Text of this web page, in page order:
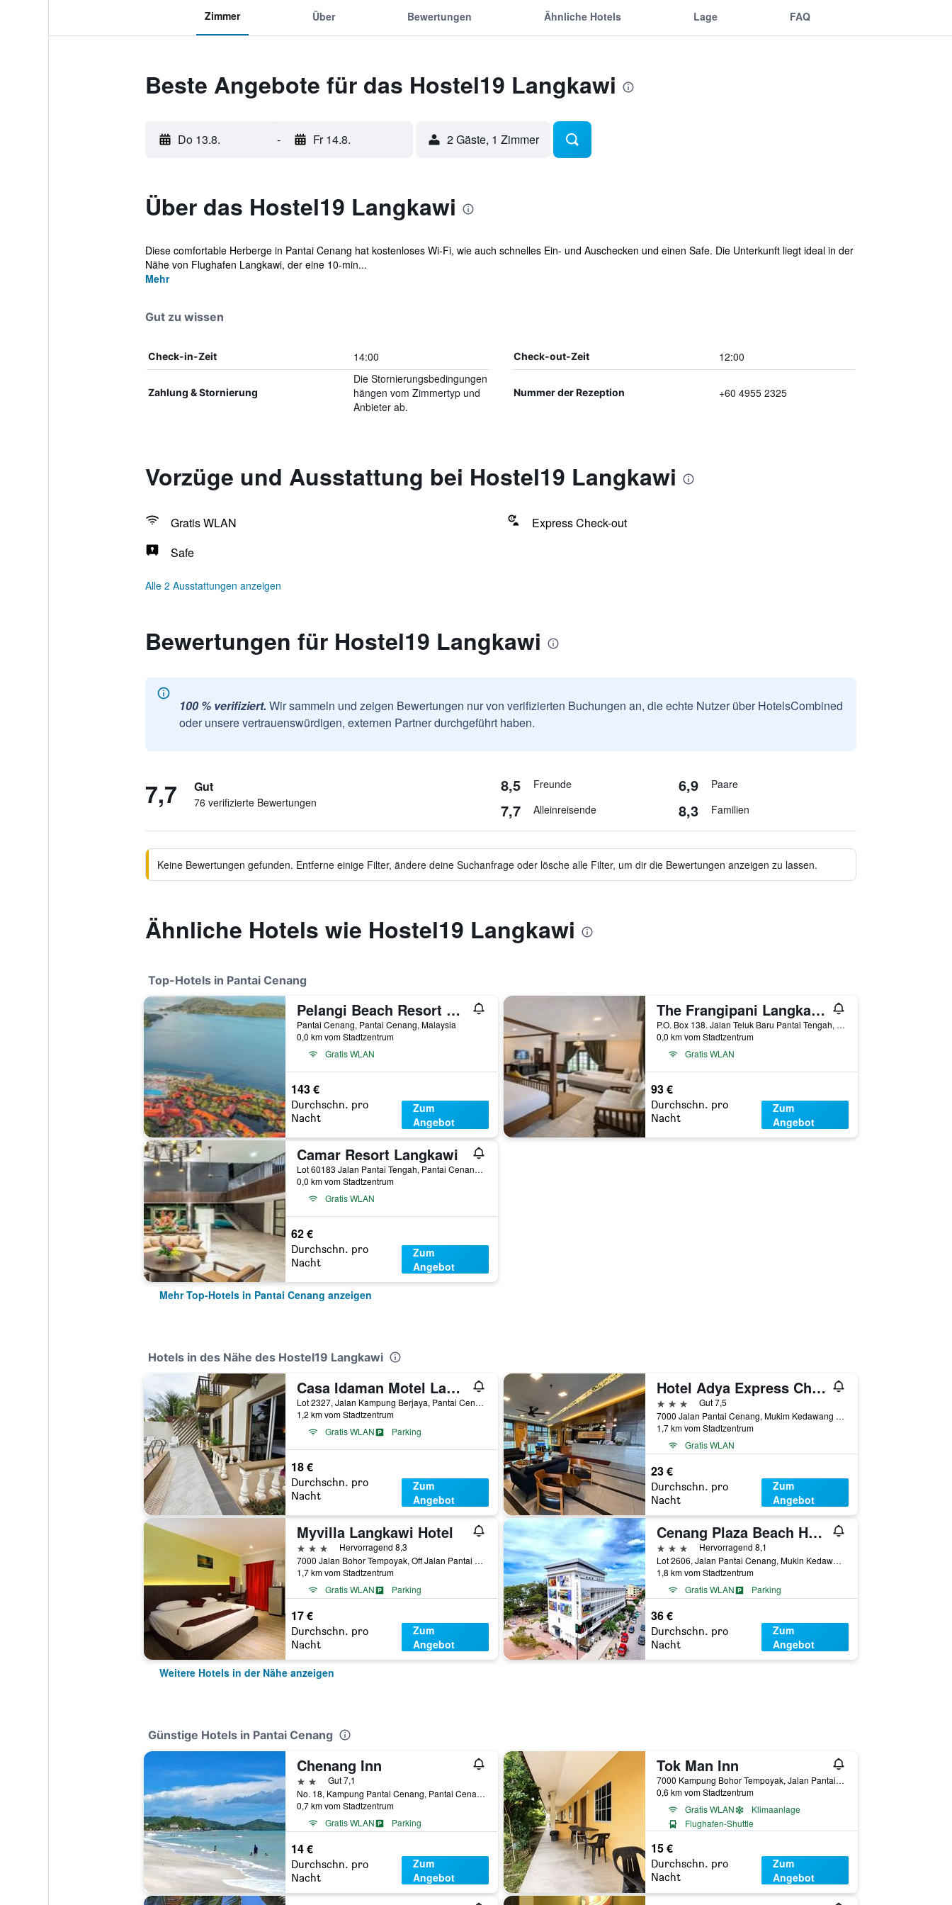
Zimmer Über Bewertungen Ähnliche Hotels Lage FAQ
Beste Angebote für das Hostel19 Langkawi
Do 13.8. - Fr 14.8. 2 Gäste, 1 Zimmer
Über das Hostel19 Langkawi
Diese comfortable Herberge in Pantai Cenang hat kostenloses Wi-Fi, wie auch schnelles Ein- und Auschecken und einen Safe. Die Unterkunft liegt ideal in der
Nähe von Flughafen Langkawi, der eine 10-min...
Mehr
Gut zu wissen
Check-in-Zeit 14:00 Check-out-Zeit 12:00
Zahlung & Stornierung
Die Stornierungsbedingungen
hängen vom Zimmertyp und
Anbieter ab.
Nummer der Rezeption +60 4955 2325
Vorzüge und Ausstattung bei Hostel19 Langkawi
Gratis WLAN
Express Check-out
Safe
Alle 2 Ausstattungen anzeigen
Bewertungen für Hostel19 Langkawi
100 % verifiziert. Wir sammeln und zeigen Bewertungen nur von verifizierten Buchungen an, die echte Nutzer über HotelsCombined
oder unsere vertrauenswürdigen, externen Partner durchgeführt haben.
7,7 Gut
76 verifizierte Bewertungen
8,5 Freunde 6,9 Paare
7,7 Alleinreisende 8,3 Familien
Keine Bewertungen gefunden. Entferne einige Filter, ändere deine Suchanfrage oder lösche alle Filter, um dir die Bewertungen anzeigen zu lassen.
Ähnliche Hotels wie Hostel19 Langkawi
Top-Hotels in Pantai Cenang
Pelangi Beach Resort & Spa, Langkawi
Pantai Cenang, Pantai Cenang, Malaysia
0,0 km vom Stadtzentrum
Gratis WLAN
143 €
Durchschn. pro
Nacht
Zum
Angebot
The Frangipani Langkawi Resort & Spa
P.O. Box 138. Jalan Teluk Baru Pantai Tengah, Mukim Kedawang, Pantai Cenang, Malaysia
0,0 km vom Stadtzentrum
Gratis WLAN
93 €
Durchschn. pro
Nacht
Zum
Angebot
Camar Resort Langkawi
Lot 60183 Jalan Pantai Tengah, Pantai Cenang, Malaysia
0,0 km vom Stadtzentrum
Gratis WLAN
62 €
Durchschn. pro
Nacht
Zum
Angebot
Mehr Top-Hotels in Pantai Cenang anzeigen
Hotels in des Nähe des Hostel19 Langkawi
Casa Idaman Motel Langkawi
Lot 2327, Jalan Kampung Berjaya, Pantai Cenang, Malaysia
1,2 km vom Stadtzentrum
Gratis WLAN
Parking
18 €
Durchschn. pro
Nacht
Zum
Angebot
Hotel Adya Express Chenang
3 Sterne
Gut 7,5
7000 Jalan Pantai Cenang, Mukim Kedawang Langkawi, Pantai Cenang, Malaysia
1,7 km vom Stadtzentrum
Gratis WLAN
23 €
Durchschn. pro
Nacht
Zum
Angebot
Myvilla Langkawi Hotel
3 Sterne
Hervorragend 8,3
7000 Jalan Bohor Tempoyak, Off Jalan Pantai Chenang Langkawi, Pantai Cenang, Malaysia
1,7 km vom Stadtzentrum
Gratis WLAN
Parking
17 €
Durchschn. pro
Nacht
Zum
Angebot
Cenang Plaza Beach Hotel
3 Sterne
Hervorragend 8,1
Lot 2606, Jalan Pantai Cenang, Mukin Kedawang, Pantai Cenang, Malaysia
1,8 km vom Stadtzentrum
Gratis WLAN
Parking
36 €
Durchschn. pro
Nacht
Zum
Angebot
Weitere Hotels in der Nähe anzeigen
Günstige Hotels in Pantai Cenang
Chenang Inn
2 SterneGut 7,1
No. 18, Kampung Pantai Cenang, Pantai Cenang, Malaysia
0,7 km vom Stadtzentrum
Gratis WLAN
Parking
14 €
Durchschn. pro
Nacht
Zum
Angebot
Tok Man Inn
7000 Kampung Bohor Tempoyak, Jalan Pantai Cenang Langkawi, Pantai Cenang, Malaysia
0,6 km vom Stadtzentrum
Gratis WLAN
Klimaanlage
Flughafen-Shuttle
15 €
Durchschn. pro
Nacht
Zum
Angebot